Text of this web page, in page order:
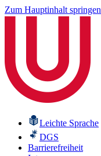
Zum Hauptinhalt springen
Leichte Sprache
DGS
Barrierefreiheit